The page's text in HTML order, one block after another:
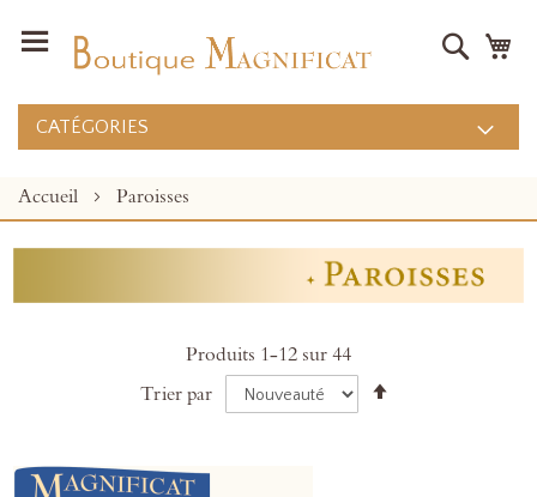
CATÉGORIES
Accueil Paroisses
Produits 1-12 sur 44
Trier par